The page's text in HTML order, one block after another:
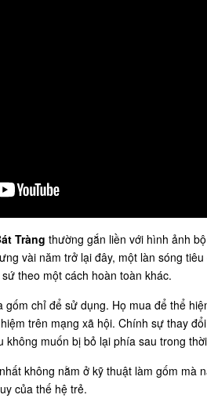
Tràng thường gắn liền với hình ảnh
vài năm trở lại đây, một làn sóng
theo một cách hoàn toàn khác.
gốm chỉ để sử dụng. Họ mua để thể
trên mạng xã hội. Chính sự thay
không muốn bị bỏ lại phía sau trong
không nằm ở kỹ thuật làm gốm mà
của thế hệ trẻ.